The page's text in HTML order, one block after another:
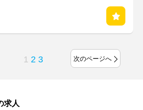
1 2 3 次のページへ
求人